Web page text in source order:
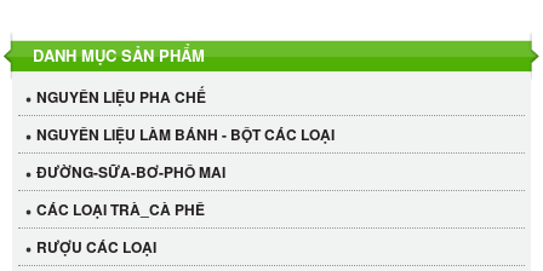
DANH MỤC SẢN PHẨM
NGUYÊN LIỆU PHA CHẾ
NGUYÊN LIỆU LÀM BÁNH - BỘT CÁC LOẠI
ĐƯỜNG-SỮA-BƠ-PHÔ MAI
CÁC LOẠI TRÀ_CÀ PHÊ
RƯỢU CÁC LOẠI